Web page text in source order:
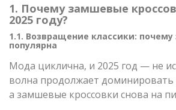
1. Почему замшевые
2025 году?
1.1. Возвращение классики:
популярна
Мода циклична, и 2025 год — не
волна продолжает доминировать
а замшевые кроссовки снова на